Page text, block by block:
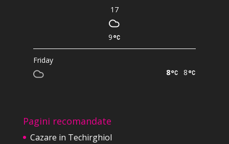
17
9
Friday
8
8
Pagini recomandate
Cazare in Techirghiol